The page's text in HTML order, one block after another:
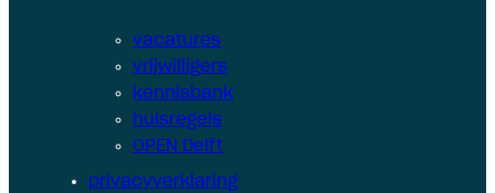
vacatures
vrijwilligers
kennisbank
huisregels
OPEN Delft
privacyverklaring